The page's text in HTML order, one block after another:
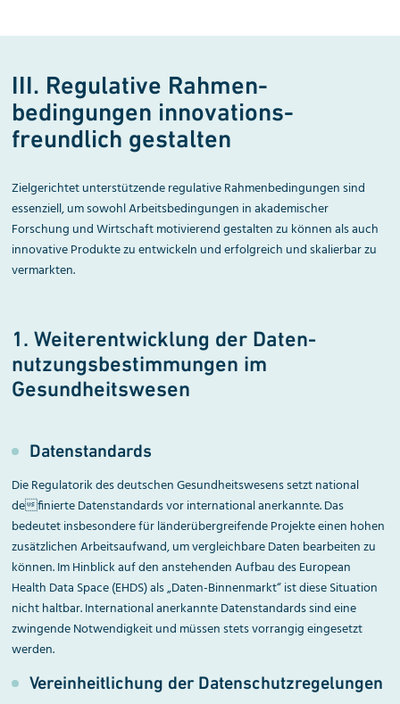
III. Regulative Rahmen­
bedingungen innovations­
freundlich gestalten
Zielgerichtet unterstützende regulative Rahmenbedingungen sind
essenziell, um sowohl Arbeitsbedingungen in akademischer
Forschung und Wirtschaft motivierend gestalten zu können als auch
innovative Produkte zu entwickeln und erfolgreich und skalierbar zu
vermarkten.
1. Weiterentwicklung der Daten­
nutzungsbestimmungen im
Gesundheitswesen
Datenstandards
Die Regulatorik des deutschen Gesundheitswesens setzt national
definierte Datenstandards vor international anerkannte. Das
bedeutet insbesondere für länderübergreifende Projekte einen hohen
zusätzlichen Arbeitsaufwand, um vergleichbare Daten bearbeiten zu
können. Im Hinblick auf den anstehenden Aufbau des European
Health Data Space (EHDS) als „Daten-Binnenmarkt“ ist diese Situation
nicht haltbar. International anerkannte Datenstandards sind eine
zwingende Notwendigkeit und müssen stets vorrangig eingesetzt
werden.
Vereinheitlichung der Datenschutz­regelungen